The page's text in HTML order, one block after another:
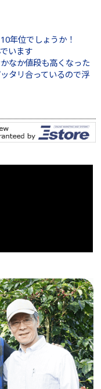
年位でしょうか！
います
なか値段も高くなった
タリ合っているので浮